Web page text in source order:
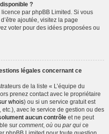
?
par phpBB Limited. Si vous
ajoutée, visitez la page
voter pour des idées proposées ou
légales concernant ce
de la liste « L’équipe du
prenez contact avec le propriétaire
whois) ou si un service gratuit est
avec le service de gestion ou des
aucun contrôle et ne peut
sur comment, où ou par qui ce